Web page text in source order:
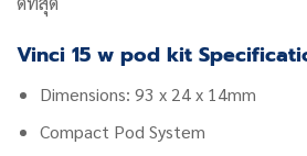
Vinci 15 w pod kit
Dimensions: 93 x 24 x 14mm
Compact Pod System